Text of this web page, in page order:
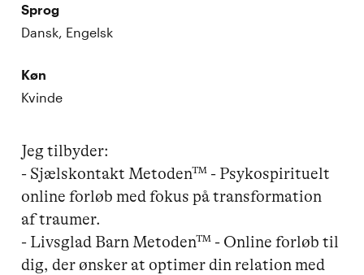
Sprog
Dansk, Engelsk
Køn
Kvinde
Jeg tilbyder:
- Sjælskontakt Metoden™ - Psykospirituelt
online forløb med fokus på transformation
af traumer.
- Livsglad Barn Metoden™ - Online forløb til
dig, der ønsker at optimer din relation med